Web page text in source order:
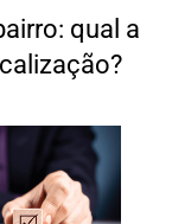
qual a